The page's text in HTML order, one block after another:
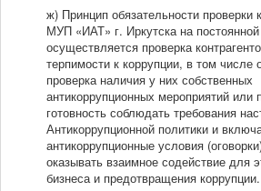
ж) Принцип обязательности проверки
МУП «ИАТ» г. Иркутска на
осуществляется проверка
терпимости к коррупции, в том числе
проверка наличия у них собственных
антикоррупционных мероприятий или
готовность соблюдать требования
Антикоррупционной политики и
антикоррупционные условия
оказывать взаимное содействие для
бизнеса и предотвращения коррупции.